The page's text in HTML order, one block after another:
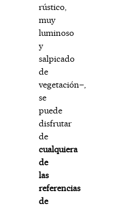
rústico,
muy
luminoso
y
salpicado
de
vegetación–,
se
puede
disfrutar
de
cualquiera
de
las
referencias
de